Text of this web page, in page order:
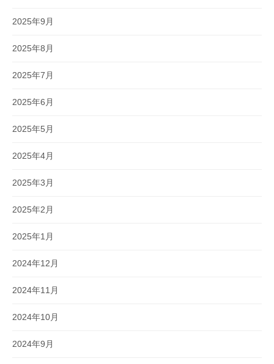
2025年9月
2025年8月
2025年7月
2025年6月
2025年5月
2025年4月
2025年3月
2025年2月
2025年1月
2024年12月
2024年11月
2024年10月
2024年9月